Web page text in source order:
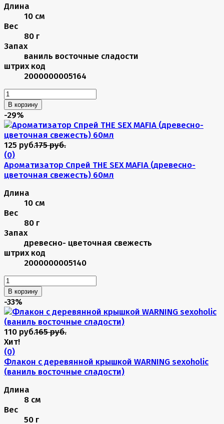
Длина
10 см
Вес
80 г
Запах
ваниль восточные сладости
штрих код
2000000005164
В корзину
-29%
125 руб.175 руб.
(0)
Ароматизатор Спрей THE SEX MAFIA (древесно-
цветочная свежесть) 60мл
Длина
10 см
Вес
80 г
Запах
древесно- цветочная свежесть
штрих код
2000000005140
В корзину
-33%
110 руб.165 руб.
Хит!
(0)
Флакон с деревянной крышкой WARNING sexoholic
(ваниль восточные сладости)
Длина
8 см
Вес
50 г